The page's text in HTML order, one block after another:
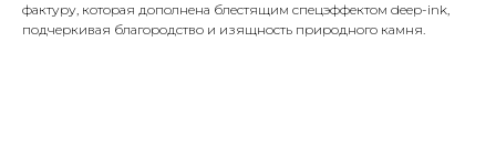
фактуру, которая дополнена блестящим спецэффектом deep-ink,
подчеркивая благородство и изящность природного камня.